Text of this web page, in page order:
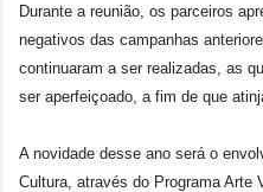
Durante a reunião, os parceiros
negativos das campanhas
continuaram a ser realizadas, as
ser aperfeiçoado, a fim de que
A novidade desse ano será o
Cultura, através do Programa Arte